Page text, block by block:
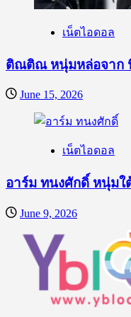
เน็ตไอดอล
ติณติณ หนุ่มหล่อจาก
June 15, 2026
เน็ตไอดอล
อาร์ม ทนงศักดิ์ หนุ่มใ
June 9, 2026